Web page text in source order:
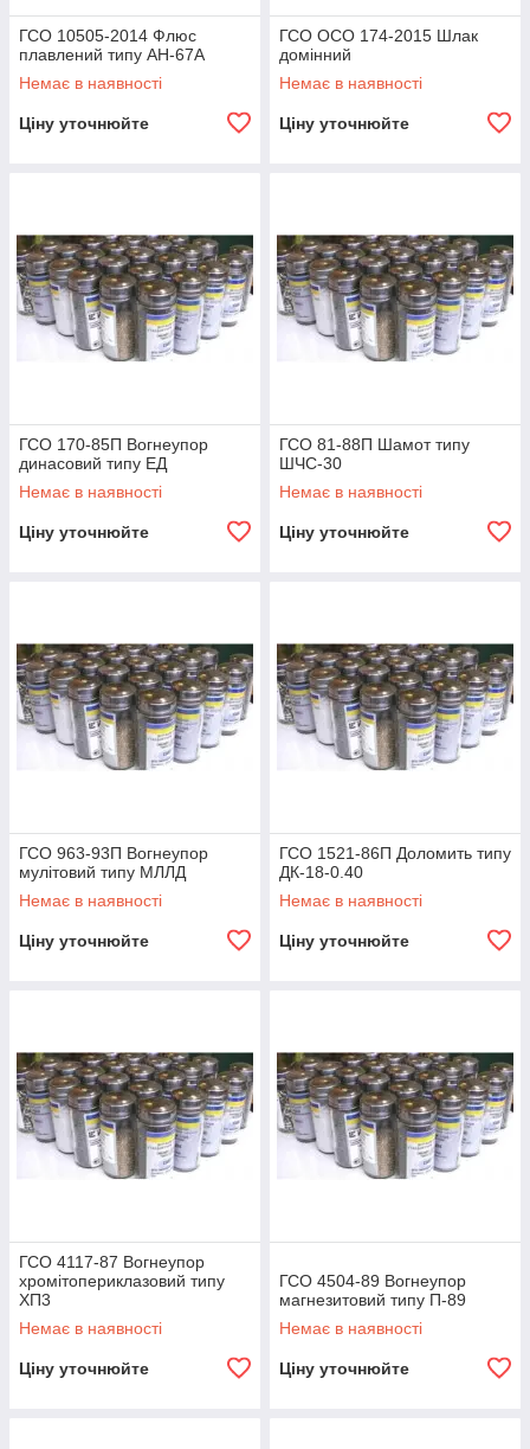
ГСО 10505-2014 Флюс
плавлений типу АН-67А
Немає в наявності
Ціну уточнюйте
ГСО ОСО 174-2015 Шлак
домінний
Немає в наявності
Ціну уточнюйте
ГСО 170-85П Вогнеупор
динасовий типу ЕД
Немає в наявності
Ціну уточнюйте
ГСО 81-88П Шамот типу
ШЧС-30
Немає в наявності
Ціну уточнюйте
ГСО 963-93П Вогнеупор
мулітовий типу МЛЛД
Немає в наявності
Ціну уточнюйте
ГСО 1521-86П Доломить типу
ДК-18-0.40
Немає в наявності
Ціну уточнюйте
ГСО 4117-87 Вогнеупор
хромітопериклазовий типу
ХП3
Немає в наявності
Ціну уточнюйте
ГСО 4504-89 Вогнеупор
магнезитовий типу П-89
Немає в наявності
Ціну уточнюйте